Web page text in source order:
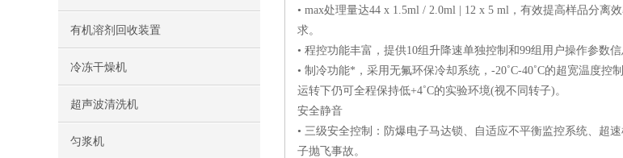
有机溶剂回收装置
冷冻干燥机
超声波清洗机
匀浆机
• max处理量达44 x 1.5ml / 2.0ml | 12 x 5 ml，有效提高样品分
求。
• 程控功能丰富，提供10组升降速单独控制和99组用户操作参数
• 制冷功能*，采用无氟环保冷却系统，-20˚C-40˚C的超宽温度控
运转下仍可全程保持低+4˚C的实验环境(视不同转子)。
安全静音
• 三级安全控制：防爆电子马达锁、自适应不平衡监控系统、超
子抛飞事故。